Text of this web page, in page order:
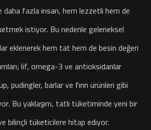
daha fazla insan, hem lezzetli hem de
istiyor. Bu nedenle geleneksel
eklenerek hem tat hem de besin değeri
lif, omega-3 ve antioksidanlar
pudingler, barlar ve fırın ürünleri gibi
Bu yaklaşım, tatlı tüketiminde yeni bir
bilinçli tüketicilere hitap ediyor.